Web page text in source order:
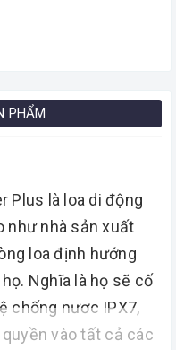
PHẨM
Plus là loa di động
như nhà sản xuất
loa định hướng
Nghĩa là họ sẽ cố
chống nươc IPX7,
vào tất cả các